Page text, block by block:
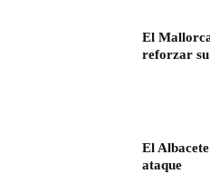
El
reforzar
El
ataque